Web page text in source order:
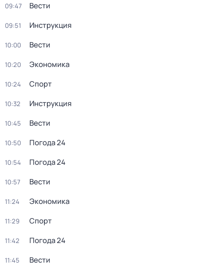
09:47 Вести
09:51 Инструкция
10:00 Вести
10:20 Экономика
10:24 Спорт
10:32 Инструкция
10:45 Вести
10:50 Погода 24
10:54 Погода 24
10:57 Вести
11:24 Экономика
11:29 Спорт
11:42 Погода 24
11:45 Вести